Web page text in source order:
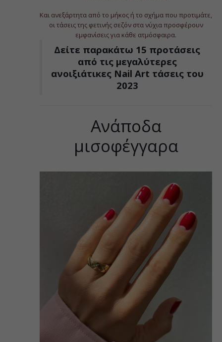
Και ανεξάρτητα από το μήκος ή το σχήμα που προτιμάτε,
οι τάσεις της φετινής σεζόν στα νύχια προσφέρουν
εμφανίσεις για κάθε ατμόσφαιρα.
Δείτε παρακάτω 15 προτάσεις
από τις μεγαλύτερες
ανοιξιάτικες Nail Art τάσεις του
2023
Ανάποδα
μισοφέγγαρα